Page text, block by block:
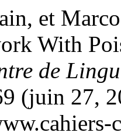
et
With
de
(juin 27,